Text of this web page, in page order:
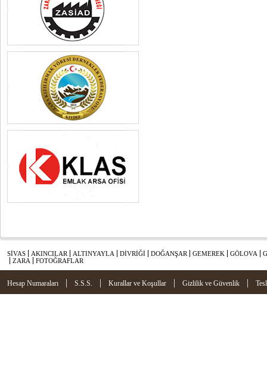
SİVAS AKINCILAR ALTINYAYLA DİVRİĞİ DOĞANŞAR GEMEREK GÖLOVA
ZARA
FOTOĞRAFLAR
Hesap Numaraları | S.S.S. | Kurallar ve Koşullar | Gizlilik ve Güvenlik |